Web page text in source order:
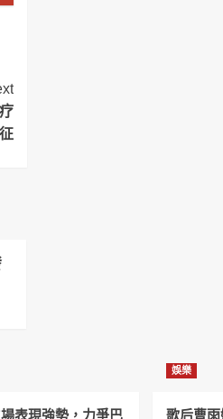
表現強勢，力爭巴
娛樂
歌后曹